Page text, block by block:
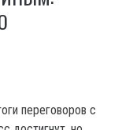
переговоров с